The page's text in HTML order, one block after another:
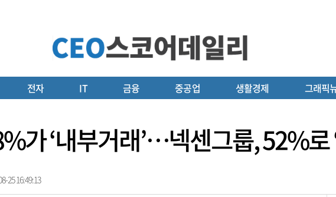
전자 IT 금융 중공업 생활경제 그래픽
가 ‘내부거래’…넥센그룹, 52%로
25 16:49:13